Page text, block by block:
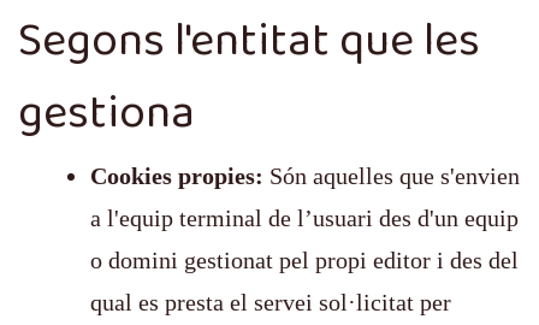
Segons l'entitat que les
gestiona
Cookies propies: Són aquelles que s'envien
a l'equip terminal de l’usuari des d'un equip
o domini gestionat pel propi editor i des del
qual es presta el servei sol·licitat per